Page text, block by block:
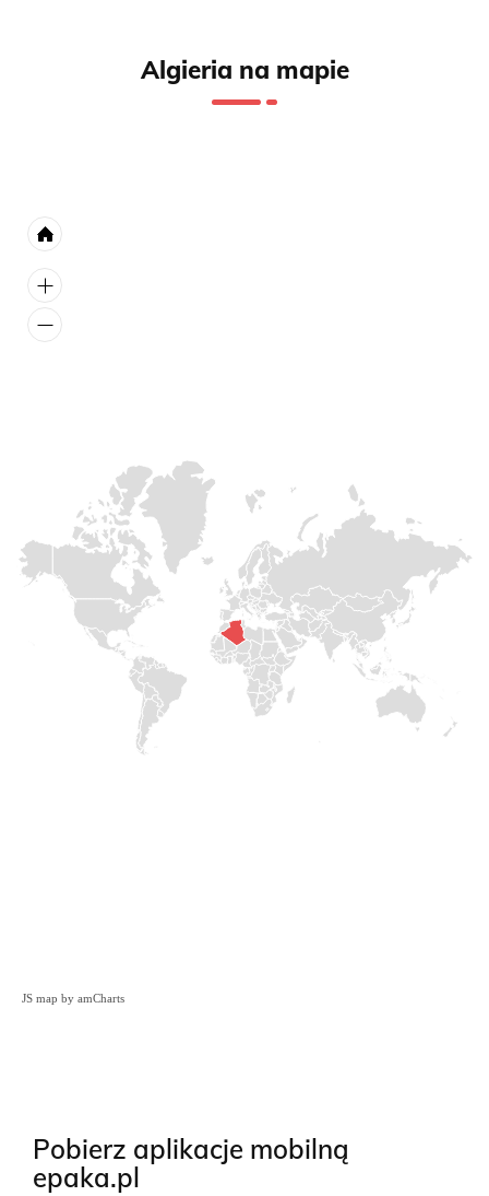
Algieria na mapie
JS map by amCharts
Pobierz aplikacje mobilną
epaka.pl